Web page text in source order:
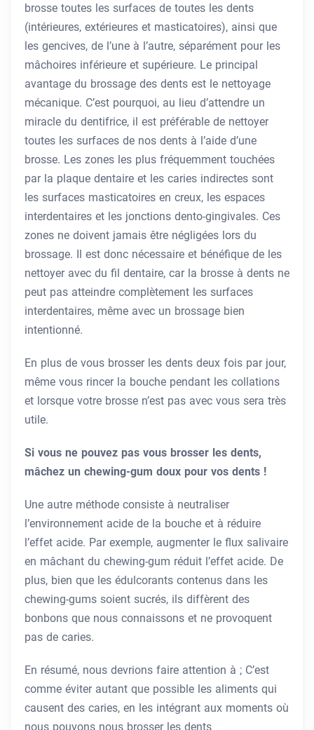
brosse toutes les surfaces de toutes les dents
(intérieures, extérieures et masticatoires), ainsi que
les gencives, de l’une à l’autre, séparément pour les
mâchoires inférieure et supérieure. Le principal
avantage du brossage des dents est le nettoyage
mécanique. C’est pourquoi, au lieu d’attendre un
miracle du dentifrice, il est préférable de nettoyer
toutes les surfaces de nos dents à l’aide d’une
brosse. Les zones les plus fréquemment touchées
par la plaque dentaire et les caries indirectes sont
les surfaces masticatoires en creux, les espaces
interdentaires et les jonctions dento-gingivales. Ces
zones ne doivent jamais être négligées lors du
brossage. Il est donc nécessaire et bénéfique de les
nettoyer avec du fil dentaire, car la brosse à dents ne
peut pas atteindre complètement les surfaces
interdentaires, même avec un brossage bien
intentionné.
En plus de vous brosser les dents deux fois par jour,
même vous rincer la bouche pendant les collations
et lorsque votre brosse n’est pas avec vous sera très
utile.
Si vous ne pouvez pas vous brosser les dents,
mâchez un chewing-gum doux pour vos dents !
Une autre méthode consiste à neutraliser
l’environnement acide de la bouche et à réduire
l’effet acide. Par exemple, augmenter le flux salivaire
en mâchant du chewing-gum réduit l’effet acide. De
plus, bien que les édulcorants contenus dans les
chewing-gums soient sucrés, ils diffèrent des
bonbons que nous connaissons et ne provoquent
pas de caries.
En résumé, nous devrions faire attention à ; C’est
comme éviter autant que possible les aliments qui
causent des caries, en les intégrant aux moments où
nous pouvons nous brosser les dents